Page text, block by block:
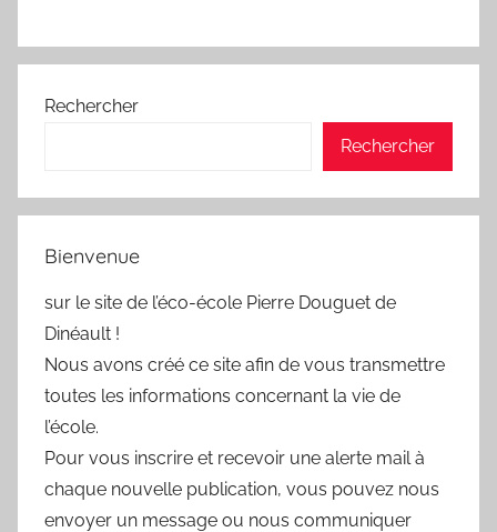
Rechercher
Rechercher
Bienvenue
sur le site de l’éco-école Pierre Douguet de
Dinéault !
Nous avons créé ce site afin de vous transmettre
toutes les informations concernant la vie de
l’école.
Pour vous inscrire et recevoir une alerte mail à
chaque nouvelle publication, vous pouvez nous
envoyer un message ou nous communiquer